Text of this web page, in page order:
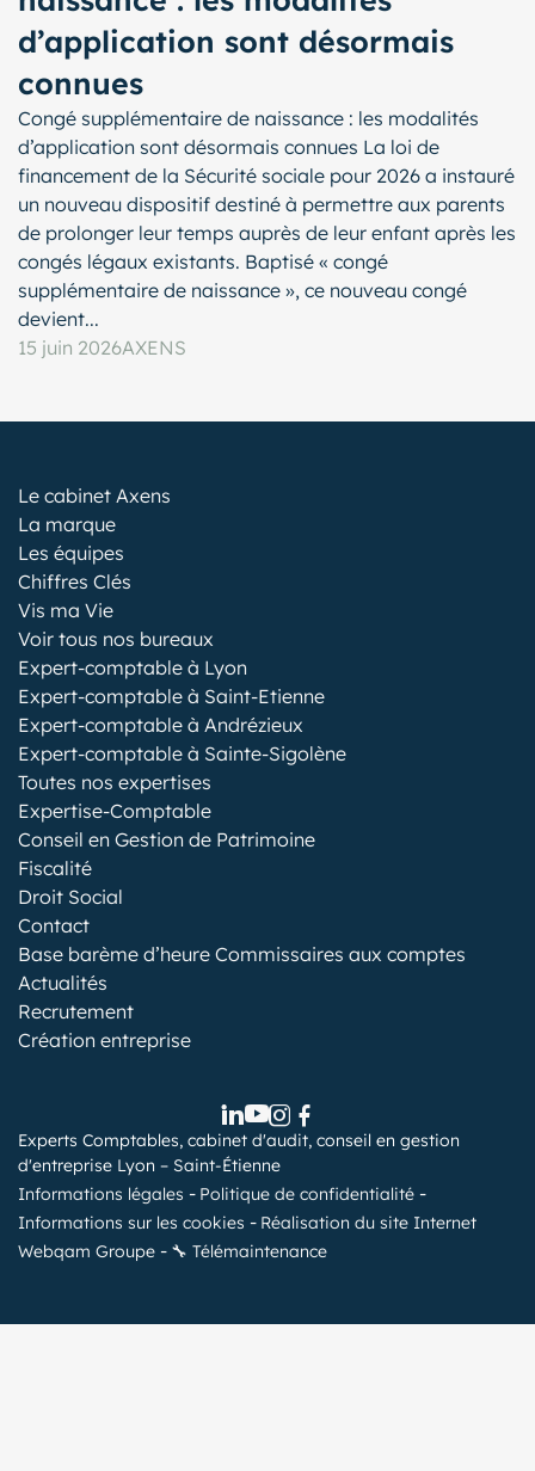
d’application sont désormais
connues
Congé supplémentaire de naissance : les modalités
d’application sont désormais connues La loi de
financement de la Sécurité sociale pour 2026 a instauré
un nouveau dispositif destiné à permettre aux parents
de prolonger leur temps auprès de leur enfant après les
congés légaux existants. Baptisé « congé
supplémentaire de naissance », ce nouveau congé
devient...
15 juin 2026AXENS
Le cabinet Axens
La marque
Les équipes
Chiffres Clés
Vis ma Vie
Voir tous nos bureaux
Expert-comptable à Lyon
Expert-comptable à Saint-Etienne
Expert-comptable à Andrézieux
Expert-comptable à Sainte-Sigolène
Toutes nos expertises
Expertise-Comptable
Conseil en Gestion de Patrimoine
Fiscalité
Droit Social
Contact
Base barème d’heure Commissaires aux comptes
Actualités
Recrutement
Création entreprise
Experts Comptables, cabinet d'audit, conseil en gestion
d'entreprise Lyon – Saint-Étienne
Informations légales
Politique de confidentialité
Informations sur les cookies
Réalisation du site Internet
Webqam Groupe
🔧 Télémaintenance